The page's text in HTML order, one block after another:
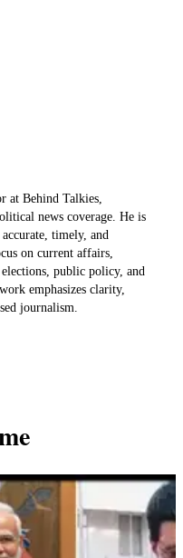
at Behind Talkies,
news coverage. He is
timely, and
on current affairs,
public policy, and
emphasizes clarity,
journalism.